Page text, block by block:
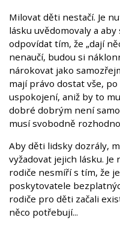
Milovat děti nestačí. Je
lásku uvědomovaly a
odpovídat tím, že „dají
nenaučí, budou si
nárokovat jako
mají právo dostat vše,
uspokojení, aniž by to
dobré dobrým není
musí svobodně
Aby děti lidsky dozrály,
vyžadovat jejich lásku.
rodiče nesmíří s tím, že
poskytovatele
rodiče pro děti začali
něco potřebují...